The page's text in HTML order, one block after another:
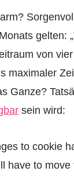
gelten:
von
maximaler
Ganze?
sein wird:
to cookie
have to move